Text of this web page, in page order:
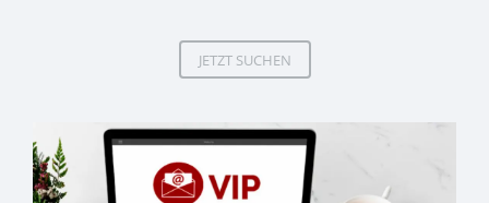
JETZT SUCHEN